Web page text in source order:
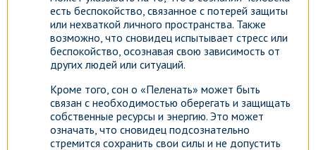
есть беспокойство, связанное с потерей защиты
или нехваткой личного пространства. Также
возможно, что сновидец испытывает стресс или
беспокойство, осознавая свою зависимость от
других людей или ситуаций.
Кроме того, сон о «Пеленать» может быть
связан с необходимостью оберегать и защищать
собственные ресурсы и энергию. Это может
означать, что сновидец подсознательно
стремится сохранить свои силы и не допустить